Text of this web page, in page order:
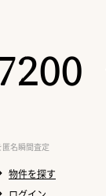
名瞬間査定
物件を探す